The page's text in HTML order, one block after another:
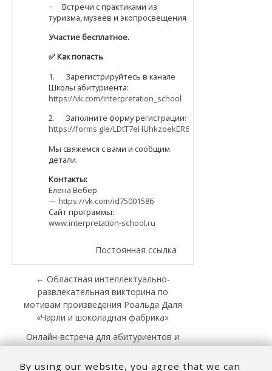
− Встречи с практиками из
туризма, музеев и экопросвещения
Участие бесплатное.
✅Как попасть
1. Зарегистрируйтесь в канале
Школы абитуриента:
https://vk.com/interpretation_school
2. Заполните форму регистрации:
https://forms.gle/LDtT7eHUhkzoekER6
Мы свяжемся с вами и сообщим
детали.
Контакты:
Елена Вебер
—https://vk.com/id75001586
Сайт программы:
www.interpretation-school.ru
Постоянная ссылка
← Областная интеллектуально-
развлекательная викторина по
мотивам произведения Роальда Даля
«Чарли и шоколадная фабрика»
Онлайн-встреча для абитуриентов и
их родителей: «Всё о поступлении на
факультет иностранных языков
By using our website, you agree that we can